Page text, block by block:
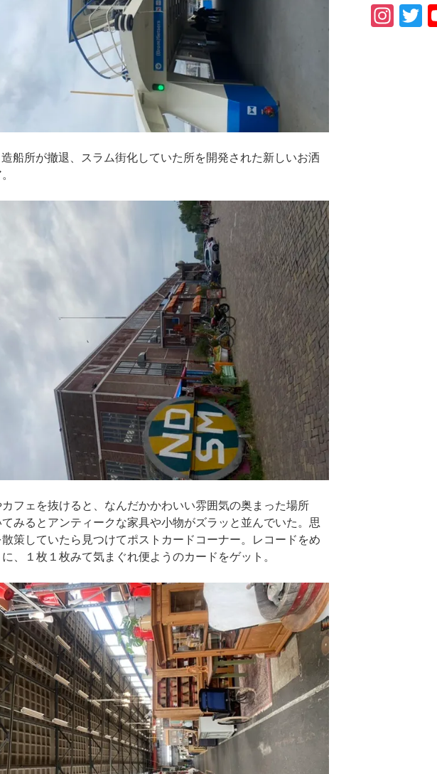
船所が撤退、スラム街化していた所を開発された新しいお洒
フェを抜けると、なんだかかわいい雰囲気の奥まった場所
みるとアンティークな家具や小物がズラッと並んでいた。思
策していたら見つけてポストカードコーナー。レコードをめ
に、１枚１枚みて気まぐれ便ようのカードをゲット。
In
T